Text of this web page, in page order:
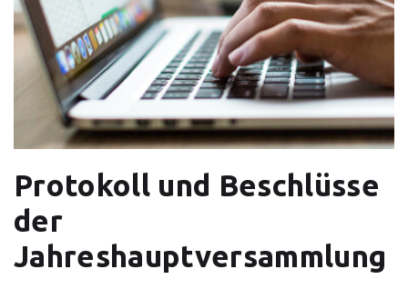
Protokoll und Beschlüsse
der
Jahreshauptversammlung